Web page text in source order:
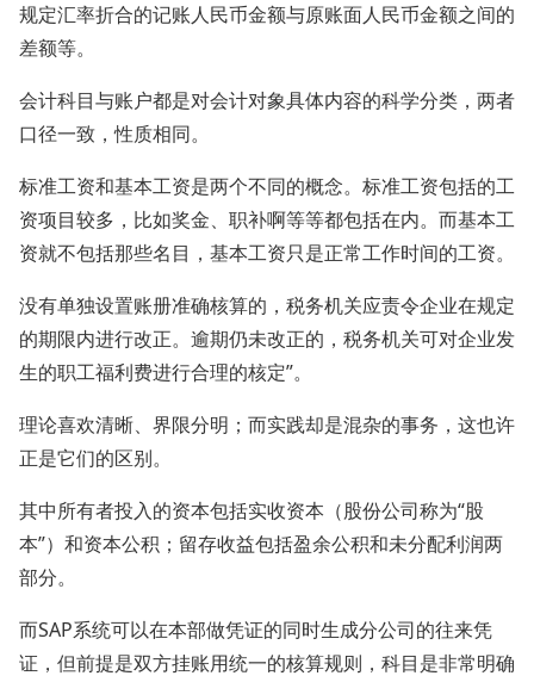
规定汇率折合的记账人民币金额与原账面人民币金额之间的
差额等。
会计科目与账户都是对会计对象具体内容的科学分类，两者
口径一致，性质相同。
标准工资和基本工资是两个不同的概念。标准工资包括的工
资项目较多，比如奖金、职补啊等等都包括在内。而基本工
资就不包括那些名目，基本工资只是正常工作时间的工资。
没有单独设置账册准确核算的，税务机关应责令企业在规定
的期限内进行改正。逾期仍未改正的，税务机关可对企业发
生的职工福利费进行合理的核定”。
理论喜欢清晰、界限分明；而实践却是混杂的事务，这也许
正是它们的区别。
其中所有者投入的资本包括实收资本（股份公司称为“股
本”）和资本公积；留存收益包括盈余公积和未分配利润两
部分。
而SAP系统可以在本部做凭证的同时生成分公司的往来凭
证，但前提是双方挂账用统一的核算规则，科目是非常明确